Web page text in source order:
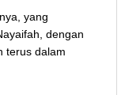
yang
dengan
terus dalam